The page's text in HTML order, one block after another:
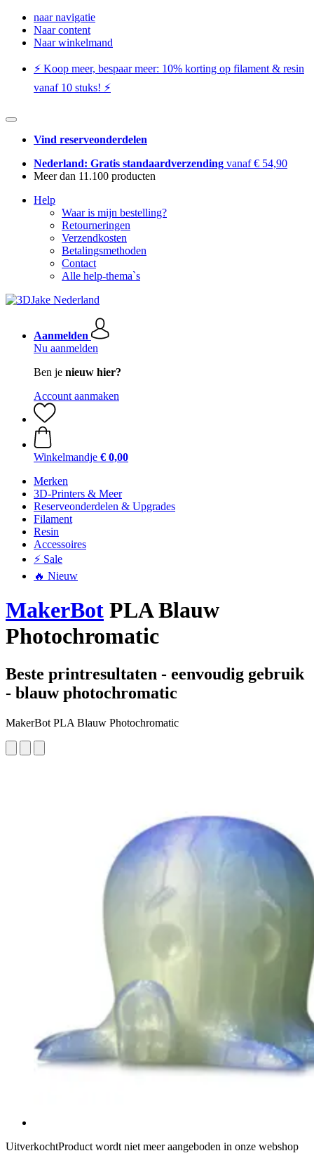
naar navigatie
Naar content
Naar winkelmand
⚡️ Koop meer, bespaar meer: ​​10% korting op filament & resin
vanaf 10 stuks! ⚡️
Vind reserveonderdelen
Nederland: Gratis standaardverzending vanaf € 54,90
Meer dan 11.100 producten
Help
Waar is mijn bestelling?
Retourneringen
Verzendkosten
Betalingsmethoden
Contact
Alle help-thema`s
Aanmelden
Nu aanmelden
Ben je nieuw hier?
Account aanmaken
Winkelmandje € 0,00
Merken
3D-Printers & Meer
Reserveonderdelen & Upgrades
Filament
Resin
Accessoires
⚡ Sale
🔥 Nieuw
MakerBot PLA Blauw
Photochromatic
Beste printresultaten - eenvoudig gebruik
- blauw photochromatic
MakerBot PLA Blauw Photochromatic
UitverkochtProduct wordt niet meer aangeboden in onze webshop